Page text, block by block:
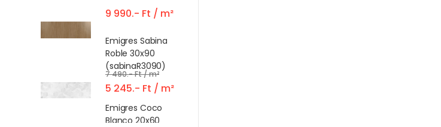
Emigres Sabina
Roble 30x90
(sabinaR3090)
9 990.- Ft / m²
Emigres Coco
Blanco 20x60
7 490.- Ft / m²
5 245.- Ft / m²